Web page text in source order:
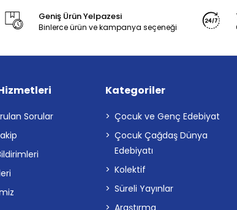
Geniş Ürün Yelpazesi
Binlerce ürün ve kampanya seçeneği
Sorular
Kategoriler
Çocuk ve Genç Edebiyat
Çocuk Çağdaş Dünya
Edebiyatı
Kolektif
Süreli Yayınlar